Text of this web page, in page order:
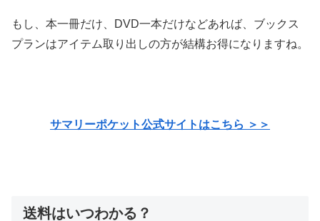
もし、本一冊だけ、DVD一本だけなどあれば、ブックス
プランはアイテム取り出しの方が結構お得になりますね。
サマリーポケット公式サイトはこちら ＞＞
送料はいつわかる？